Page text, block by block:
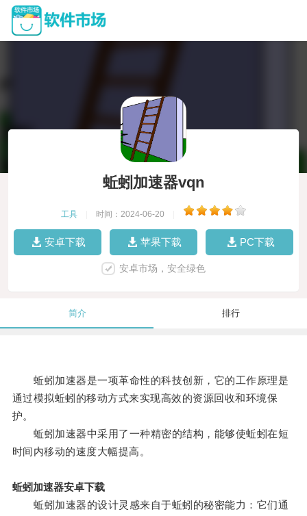
蚯蚓加速器vqn
工具 时间：2024-06-20
安卓下载 苹果下载 PC下载
安卓市场，安全绿色
简介 排行
蚯蚓加速器是一项革命性的科技创新，它的工作原理是
通过模拟蚯蚓的移动方式来实现高效的资源回收和环境保
护。
蚯蚓加速器中采用了一种精密的结构，能够使蚯蚓在短
时间内移动的速度大幅提高。
蚯蚓加速器安卓下载
蚯蚓加速器的设计灵感来自于蚯蚓的秘密能力：它们通